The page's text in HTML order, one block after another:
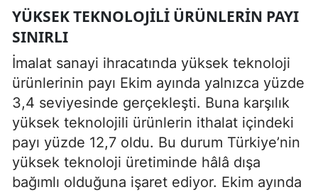
YÜKSEK TEKNOLOJILI ÜRÜNLERIN PAYI
SINIRLI
İmalat sanayi ihracatında yüksek teknoloji
ürünlerinin payı Ekim ayında yalnızca yüzde
3,4 seviyesinde gerçekleşti. Buna karşılık
yüksek teknolojili ürünlerin ithalat içindeki
payı yüzde 12,7 oldu. Bu durum Türkiye’nin
yüksek teknoloji üretiminde hâlâ dışa
bağımlı olduğuna işaret ediyor. Ekim ayında